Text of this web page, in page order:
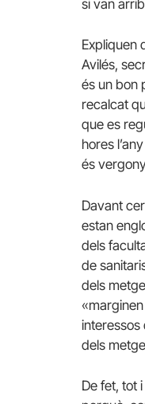
si van
Expliquen
Avilés,
és un bon
recalcat
que es
hores
és
Davant
estan
dels
de
dels
interessos
dels
De fet, tot